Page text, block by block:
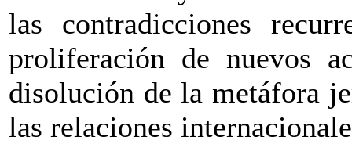
las contradicciones
proliferación de nuevos
disolución de la metáfora
las relaciones